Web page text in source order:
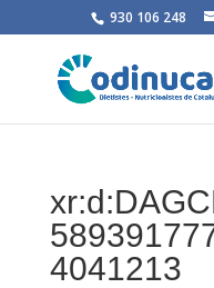
930 106 248
4041213